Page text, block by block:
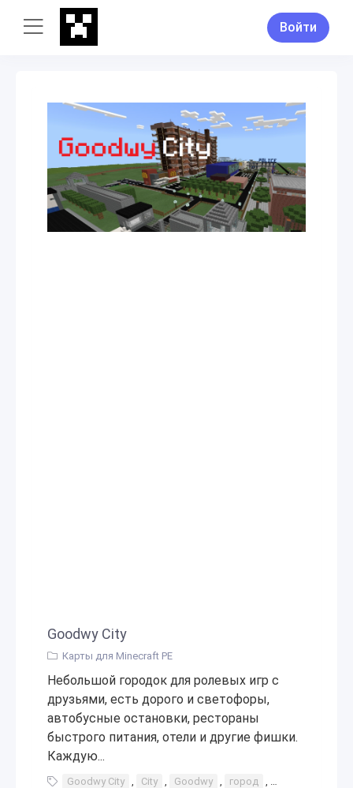
Войти
Goodwy City
Карты для Minecraft PE
Небольшой городок для ролевых игр с
друзьями, есть дорого и светофоры,
автобусные остановки, рестораны
быстрого питания, отели и другие фишки.
Каждую...
Goodwy City , City , Goodwy , город , города